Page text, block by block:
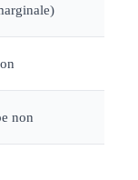
non